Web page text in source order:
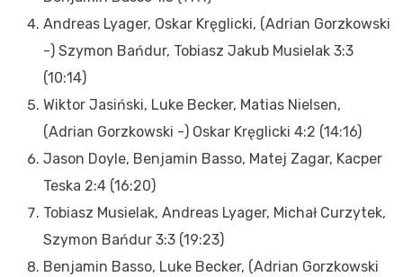
Andreas Lyager, Oskar Kręglicki, (Adrian Gorzkowski
-) Szymon Bańdur, Tobiasz Jakub Musielak 3:3
(10:14)
Wiktor Jasiński, Luke Becker, Matias Nielsen,
(Adrian Gorzkowski -) Oskar Kręglicki 4:2 (14:16)
Jason Doyle, Benjamin Basso, Matej Zagar, Kacper
Teska 2:4 (16:20)
Tobiasz Musielak, Andreas Lyager, Michał Curzytek,
Szymon Bańdur 3:3 (19:23)
Benjamin Basso, Luke Becker, (Adrian Gorzkowski